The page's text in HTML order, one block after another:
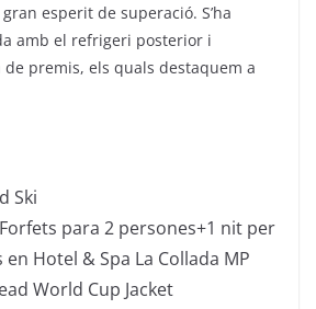
esperit de superació. S’ha
amb el refrigeri posterior i
de premis, els quals destaquem a
Ski
Forfets para 2 persones+1 nit per
Hotel & Spa La Collada MP
World Cup Jacket